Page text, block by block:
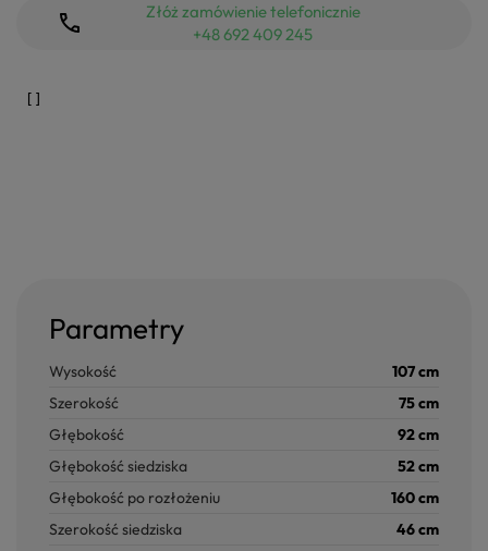
Złóż zamówienie telefonicznie
+48 692 409 245
Parametry
Wysokość
107 cm
Szerokość
75 cm
Głębokość
92 cm
Głębokość siedziska
52 cm
Głębokość po rozłożeniu
160 cm
Szerokość siedziska
46 cm